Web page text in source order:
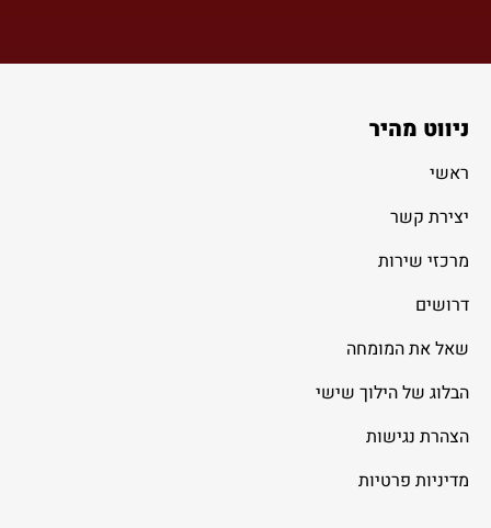
ניווט מהיר
ראשי
יצירת קשר
מרכזי שירות
דרושים
שאל את המומחה
הבלוג של הילוך שישי
הצהרת נגישות
מדיניות פרטיות